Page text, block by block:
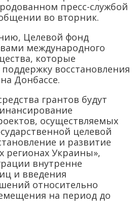
пресс-службой
во вторник.
Целевой фонд
международного
которые
восстановления
Донбассе.
грантов будут
осуществляемых
целевой
и развитие
регионах Украины»,
внутренне
и введения
относительно
на период до